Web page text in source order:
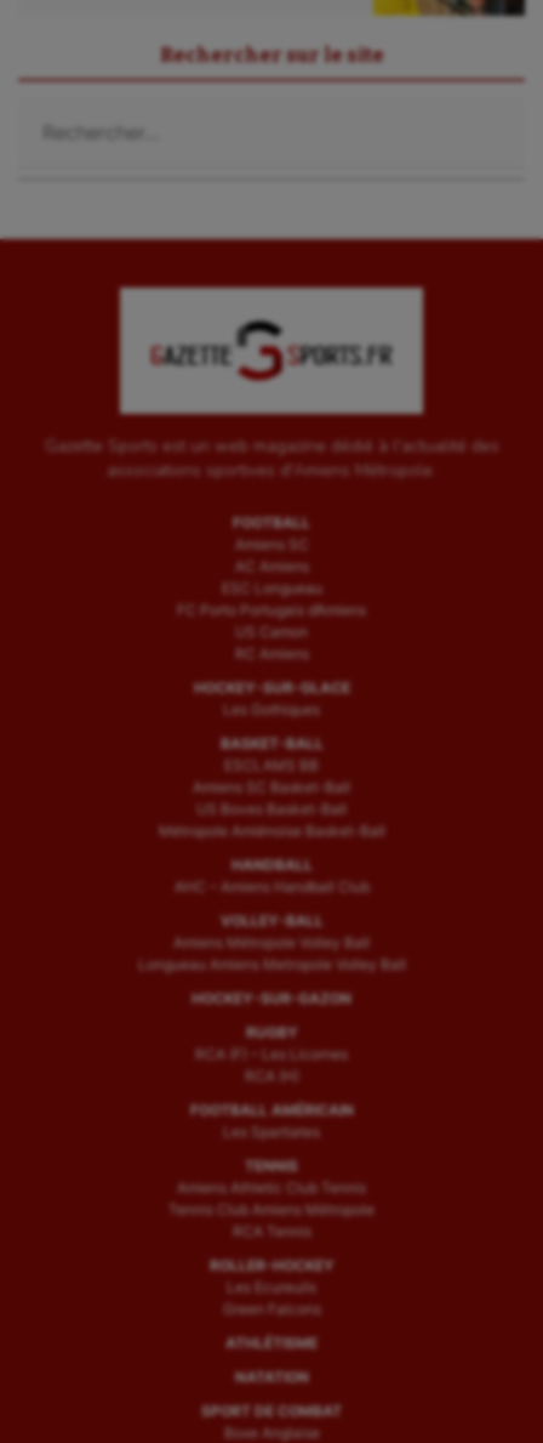
Tir
Tir à l'arc
Wakeboard
Water-polo
Rechercher sur le site
Gazette Sports est un web magazine dédié à l'actualité des
associations sportives d'Amiens Métropole.
FOOTBALL
Amiens SC
AC Amiens
ESC Longueau
FC Porto Portugais d’Amiens
US Camon
RC Amiens
HOCKEY-SUR-GLACE
Les Gothiques
BASKET-BALL
ESCLAMS BB
Amiens SC Basket-Ball
US Boves Basket-Ball
Métropole Amiénoise Basket-Ball
HANDBALL
AHC – Amiens Handball Club
VOLLEY-BALL
Amiens Métropole Volley Ball
Longueau Amiens Metropole Volley Ball
HOCKEY-SUR-GAZON
RUGBY
RCA (F) – Les Licornes
RCA (H)
FOOTBALL AMÉRICAIN
Les Spartiates
TENNIS
Amiens Athletic Club Tennis
Tennis Club Amiens Métropole
RCA Tennis
ROLLER-HOCKEY
Les Ecureuils
Green Falcons
ATHLÉTISME
NATATION
SPORT DE COMBAT
Boxe Anglaise